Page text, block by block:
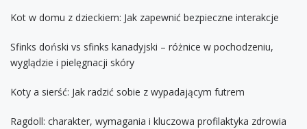
Kot w domu z dzieckiem: Jak zapewnić bezpieczne interakcje
Sfinks doński vs sfinks kanadyjski – różnice w pochodzeniu,
wyglądzie i pielęgnacji skóry
Koty a sierść: Jak radzić sobie z wypadającym futrem
Ragdoll: charakter, wymagania i kluczowa profilaktyka zdrowia